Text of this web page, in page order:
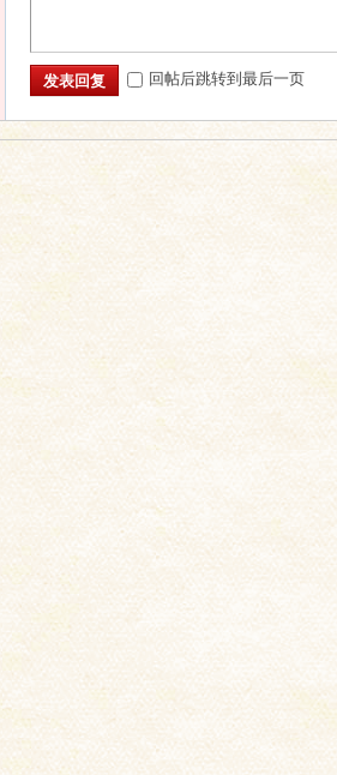
发表回复 回帖后跳转到最后一页